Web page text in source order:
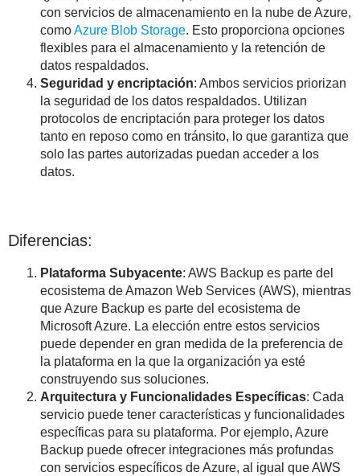
con servicios de almacenamiento en la nube de Azure,
comoAzure Blob Storage. Esto proporciona opciones
flexibles para el almacenamiento y la retención de
datos respaldados.
Seguridad y encriptación: Ambos servicios priorizan
la seguridad de los datos respaldados. Utilizan
protocolos de encriptación para proteger los datos
tanto en reposo como en tránsito, lo que garantiza que
solo las partes autorizadas puedan acceder a los
datos.
Diferencias:
Plataforma Subyacente: AWS Backup es parte del
ecosistema de Amazon Web Services (AWS), mientras
que Azure Backup es parte del ecosistema de
Microsoft Azure. La elección entre estos servicios
puede depender en gran medida de la preferencia de
la plataforma en la que la organización ya esté
construyendo sus soluciones.
Arquitectura y Funcionalidades Específicas: Cada
servicio puede tener características y funcionalidades
específicas para su plataforma. Por ejemplo, Azure
Backup puede ofrecer integraciones más profundas
con servicios específicos de Azure, al igual que AWS